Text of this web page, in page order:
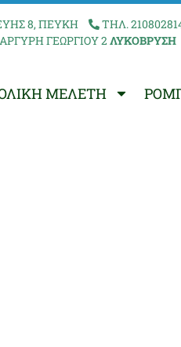
8, ΠΕΥΚΗ ΤΗΛ.
ΑΡΓΥΡΗ ΓΕΩΡΓΙΟΥ 2 ΛΥΚΟΒΡΥΣΗ
ΜΕΛΕΤΗ